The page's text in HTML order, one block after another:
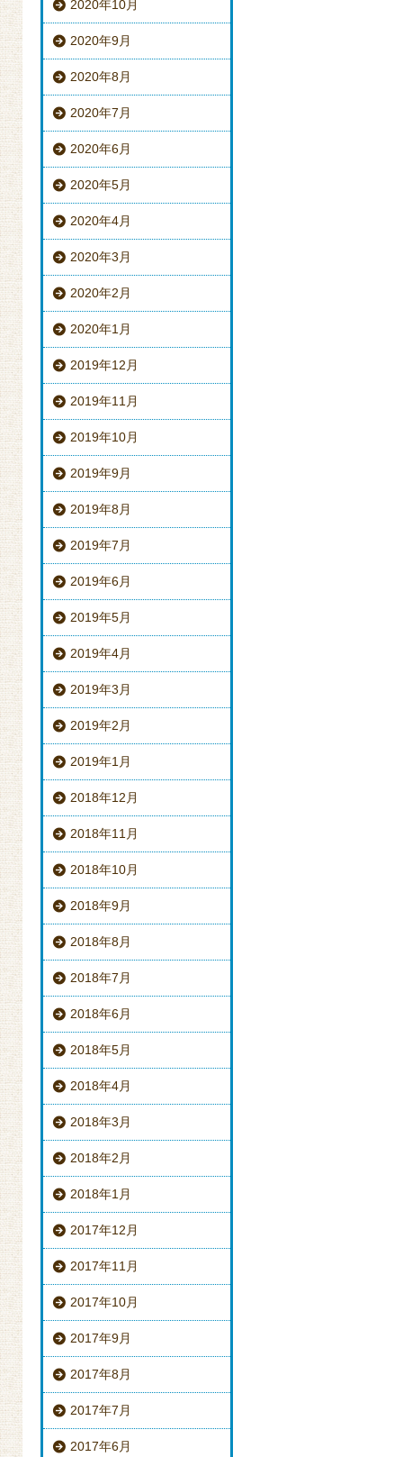
2020年10月
2020年9月
2020年8月
2020年7月
2020年6月
2020年5月
2020年4月
2020年3月
2020年2月
2020年1月
2019年12月
2019年11月
2019年10月
2019年9月
2019年8月
2019年7月
2019年6月
2019年5月
2019年4月
2019年3月
2019年2月
2019年1月
2018年12月
2018年11月
2018年10月
2018年9月
2018年8月
2018年7月
2018年6月
2018年5月
2018年4月
2018年3月
2018年2月
2018年1月
2017年12月
2017年11月
2017年10月
2017年9月
2017年8月
2017年7月
2017年6月